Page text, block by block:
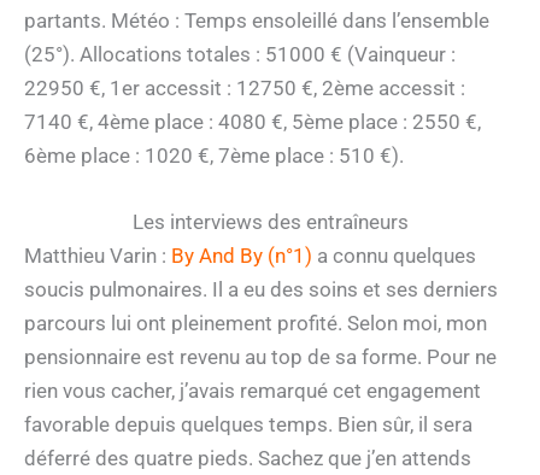
partants. Météo : Temps ensoleillé dans l’ensemble
(25°). Allocations totales : 51000 € (Vainqueur :
22950 €, 1er accessit : 12750 €, 2ème accessit :
7140 €, 4ème place : 4080 €, 5ème place : 2550 €,
6ème place : 1020 €, 7ème place : 510 €).
Les interviews des entraîneurs
Matthieu Varin : By And By (n°1) a connu quelques
soucis pulmonaires. Il a eu des soins et ses derniers
parcours lui ont pleinement profité. Selon moi, mon
pensionnaire est revenu au top de sa forme. Pour ne
rien vous cacher, j’avais remarqué cet engagement
favorable depuis quelques temps. Bien sûr, il sera
déferré des quatre pieds. Sachez que j’en attends